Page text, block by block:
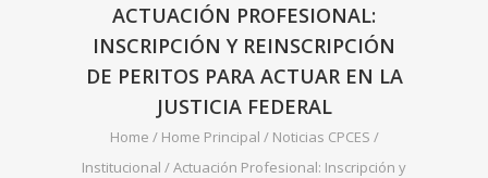
ACTUACIÓN PROFESIONAL:
INSCRIPCIÓN Y REINSCRIPCIÓN
DE PERITOS PARA ACTUAR EN LA
JUSTICIA FEDERAL
Home / Home Principal / Noticias CPCES /
Institucional /Actuación Profesional: Inscripción y